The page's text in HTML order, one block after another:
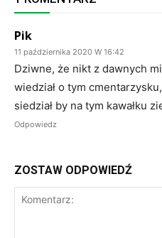
Pik
11 października 2020 W 16:42
Dziwne, że nikt z dawnych
wiedział o tym
siedział by na tym kawałku
Odpowiedz
ZOSTAW ODPOWIEDŹ